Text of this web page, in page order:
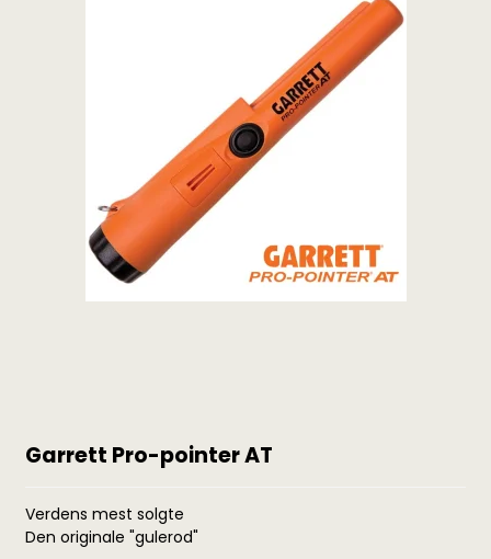
Garrett Pro-pointer AT
Verdens mest solgte
Den originale "gulerod"